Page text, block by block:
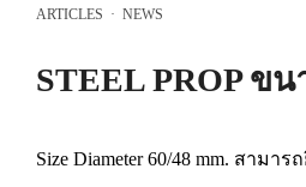
ARTICLES · NEWS
STEEL PROP ข
Size Diameter 60/48 mm. สามา